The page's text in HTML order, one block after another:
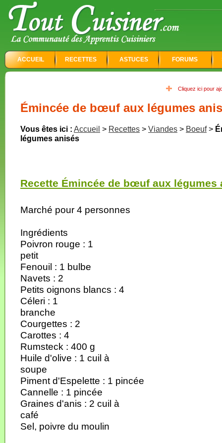
ACCUEIL RECETTES ASTUCES FORUMS
Cliquez ici pour
Émincée de bœuf aux légumes
Vous êtes ici : Accueil > Recettes > Viandes > Boeuf>
légumes anisés
Recette Émincée de bœuf aux légumes
Marché pour 4 personnes
Ingrédients
Poivron rouge : 1
petit
Fenouil : 1 bulbe
Navets : 2
Petits oignons blancs : 4
Céleri : 1
branche
Courgettes : 2
Carottes : 4
Rumsteck : 400 g
Huile d'olive : 1 cuil à
soupe
Piment d'Espelette : 1 pincée
Cannelle : 1 pincée
Graines d'anis : 2 cuil à
café
Sel, poivre du moulin